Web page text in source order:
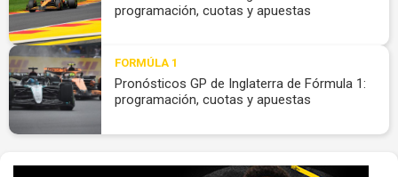
programación, cuotas y apuestas
FORMÚLA 1
Pronósticos GP de Inglaterra de Fórmula 1:
programación, cuotas y apuestas